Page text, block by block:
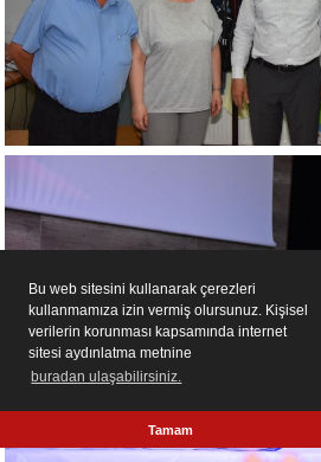
Bu web sitesini kullanarak çerezleri
kullanmamıza izin vermiş olursunuz. Kişisel
verilerin korunması kapsamında internet
sitesi aydınlatma metnine
buradan ulaşabilirsiniz.
Tamam